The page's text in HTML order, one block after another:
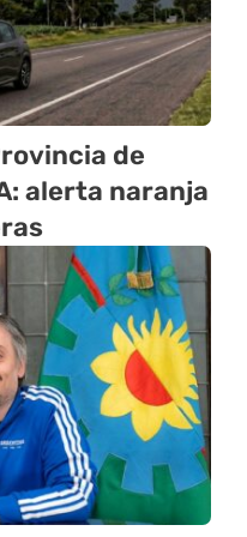
de
alerta naranja